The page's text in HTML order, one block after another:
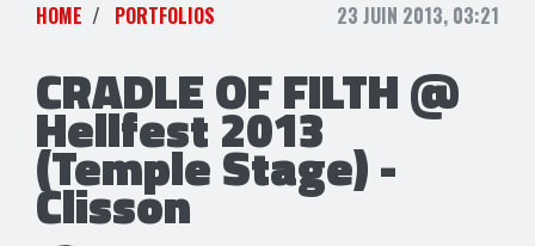
HOME PORTFOLIOS 23 JUIN 2013, 03:21
CRADLE OF FILTH @
Hellfest 2013
(Temple Stage) -
Clisson